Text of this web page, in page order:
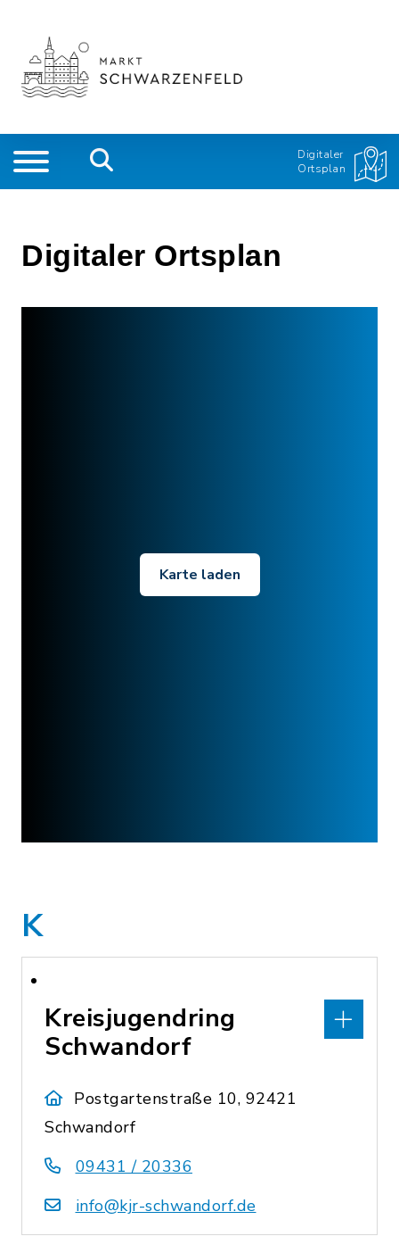
Digitaler
Ortsplan
Digitaler Ortsplan
Karte laden
K
Kreisjugendring
Schwandorf
Postgartenstraße 10, 92421
Schwandorf
09431 / 20336
info@kjr-schwandorf.de